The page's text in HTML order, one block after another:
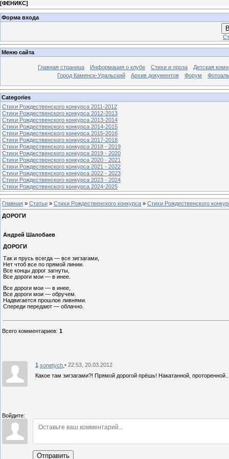
[ФЕНИКС]
Форма входа
Меню сайта
Главная страница Информация о клубе Стихи и проза
Детская
Город Каменск-Уральский
Архив документов Форум
Categories
Стихи Рождественского конкурса 2011-2012
Стихи Рождественского конкурса 2012-2013
Стихи Рождественского конкурса 2013-2014
Стихи Рождественского конкурса 2014-2015
Стихи Рождественского конкурса 2015-2016
Стихи Рождественского конкурса 2017-2018
Стихи Рождественского конкурса 2018 - 2019
Стихи Рождественского конкурса 2019 - 2020
Стихи Рождественского конкурса 2020 - 2021
Стихи Рождественского конкурса 2021 - 2022
Стихи Рождественского конкурса 2022 - 2023
Стихи Рождественского конкурса 2023 - 2024
Стихи Рождественского конкурса 2024-2025
Главная » Статьи » Стихи Рождественского конкурса » Стихи Рождественского
ДОРОГИ
Андрей Шалобаев
ДОРОГИ
Так и прусь всегда — все зигзагами,
Нет чтоб все по прямой линии.
Все концы дорог загнуты,
Все дороги мои — в инее.
Все дороги мои — в инее,
Все дороги мои — обручем.
Надвигается прошлое ливнями.
Спереди передают — облачно.
Всего комментариев: 1
1 sonetych • 22:53, 20.03.2012
Какое там зигзагами?! Прямой дорогой прёшь! Накатанной,
Войдите:
Отправить